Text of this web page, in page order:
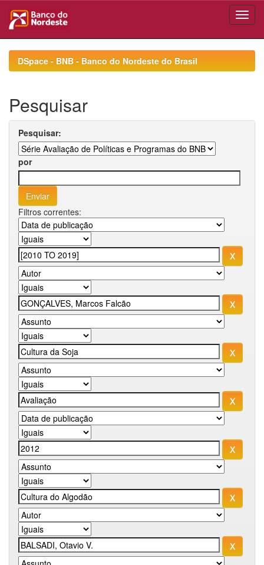
navigationDSpace - BNB - Banco do Nordeste do Brasil
Pesquisar
Pesquisar:
por
Filtros correntes: